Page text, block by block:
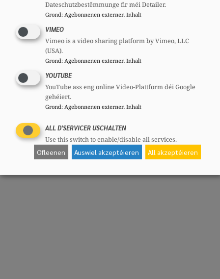
Dateschutzbestëmmunge fir méi Detailer.
Grond: Agebonnenen externen Inhalt
VIMEO
Vimeo is a video sharing platform by Vimeo, LLC
(USA).
Grond: Agebonnenen externen Inhalt
YOUTUBE
YouTube ass eng online Video-Plattform déi Google
gehéiert.
Grond: Agebonnenen externen Inhalt
ALL D'SERVICER USCHALTEN
Use this switch to enable/disable all services.
Ofleenen Auswiel akzeptéieren All akzeptéieren